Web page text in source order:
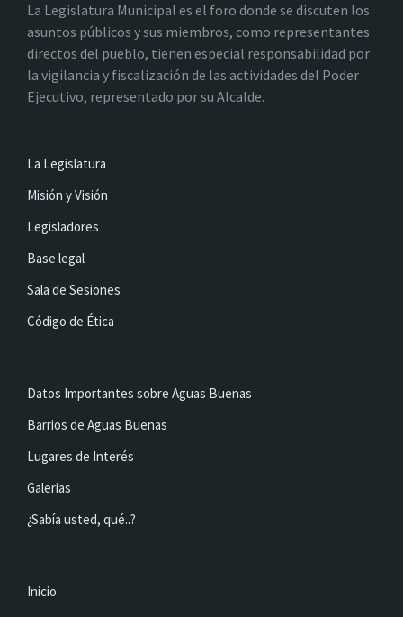
La Legislatura Municipal es el foro donde se discuten los
asuntos públicos y sus miembros, como representantes
directos del pueblo, tienen especial responsabilidad por
la vigilancia y fiscalización de las actividades del Poder
Ejecutivo, representado por su Alcalde.
La Legislatura
Misión y Visión
Legisladores
Base legal
Sala de Sesiones
Código de Ética
Datos Importantes sobre Aguas Buenas
Barrios de Aguas Buenas
Lugares de Interés
Galerias
¿Sabía usted, qué..?
Inicio